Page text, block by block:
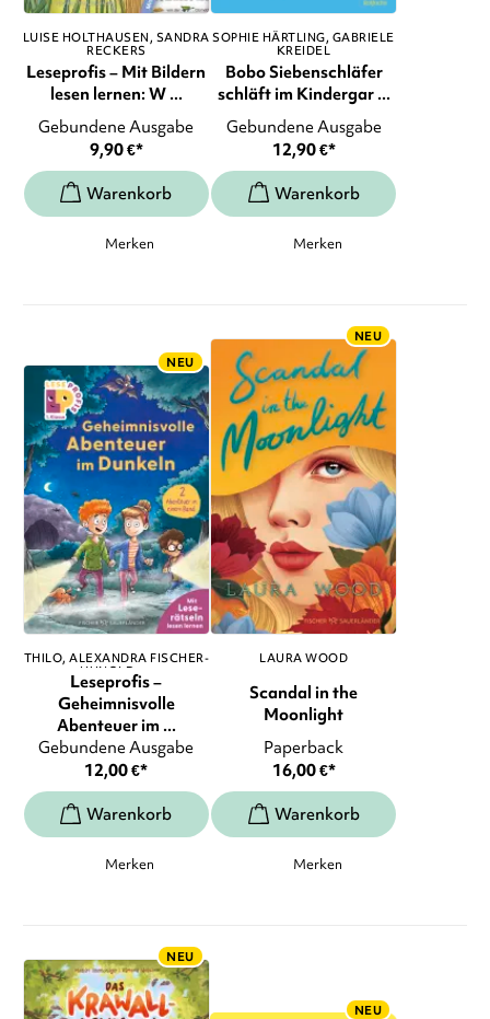
LUISE HOLTHAUSEN SANDRA
RECKERS
Leseprofis – Mit Bildern
lesen lernen: W ...
Gebundene Ausgabe
9,90€*
Merken
SOPHIE HÄRTLING GABRIELE
KREIDEL
Bobo Siebenschläfer
schläft im Kindergar ...
Gebundene Ausgabe
12,90€*
Merken
NEU
THILO ALEXANDRA FISCHER-
HUNOLD, ...
Leseprofis –
Geheimnisvolle
Abenteuer im ...
Gebundene Ausgabe
12,00€*
Merken
NEU
LAURA WOOD
Scandal in the
Moonlight
Paperback
16,00€*
Merken
NEU
NEU